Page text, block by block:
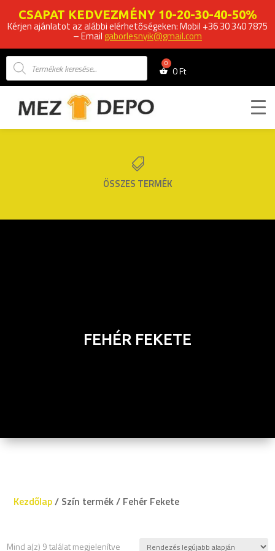
CSAPAT KEDVEZMÉNY 10-20-30-40-50%
Kérjen ajánlatot az alábbi elérhetőségeken: Mobil +36 30 340 7875
– Email gaborlesnyik@gmail.com
Products
search 0Ft
FEHÉR FEKETE

ÖSSZES TERMÉK
Kezdőlap/ Szín termék / Fehér Fekete
Mind a(z) 9 találat megjelenítve